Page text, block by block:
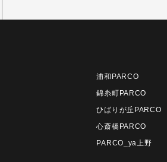
浦和PARCO
錦糸町PARCO
ひばりが丘PARCO
心斎橋PARCO
PARCO_ya上野